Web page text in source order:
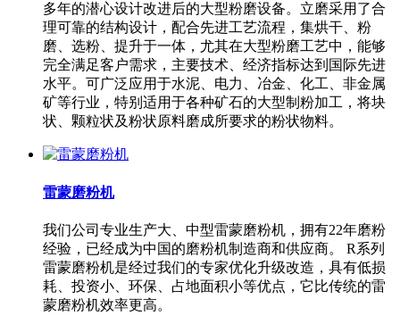
多年的潜心设计改进后的大型粉磨设备。立磨采用了合
理可靠的结构设计，配合先进工艺流程，集烘干、粉
磨、选粉、提升于一体，尤其在大型粉磨工艺中，能够
完全满足客户需求，主要技术、经济指标达到国际先进
水平。可广泛应用于水泥、电力、冶金、化工、非金属
矿等行业，特别适用于各种矿石的大型制粉加工，将块
状、颗粒状及粉状原料磨成所要求的粉状物料。
雷蒙磨粉机
我们公司专业生产大、中型雷蒙磨粉机，拥有22年磨粉
经验，已经成为中国的磨粉机制造商和供应商。 R系列
雷蒙磨粉机是经过我们的专家优化升级改造，具有低损
耗、投资小、环保、占地面积小等优点，它比传统的雷
蒙磨粉机效率更高。